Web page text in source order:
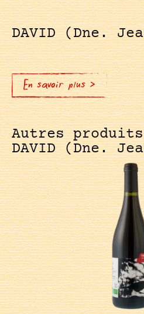
DAVID (Dne.
En savoir plus >
Autres produits
DAVID (Dne.